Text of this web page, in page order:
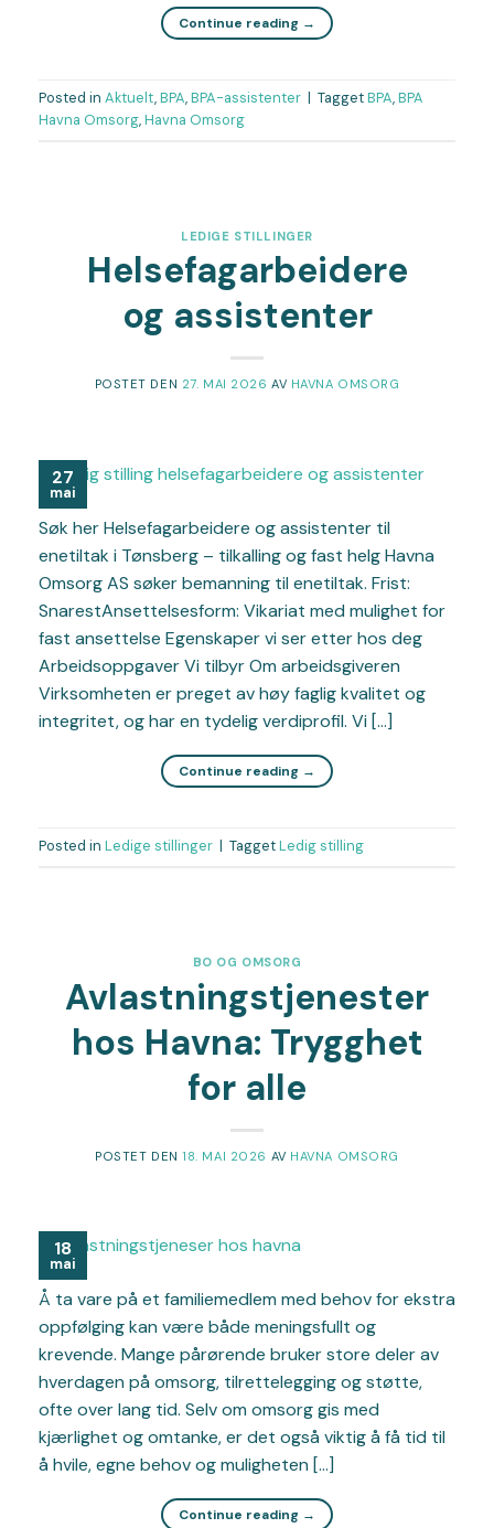
Continue reading →
Posted in Aktuelt,BPA,BPA-assistenter | TaggetBPA,BPA
Havna Omsorg,Havna Omsorg
LEDIGE STILLINGER
Helsefagarbeidere
og assistenter
POSTET DEN 27. MAI 2026 AV HAVNA OMSORG
27
mai
Søk her Helsefagarbeidere og assistenter til
enetiltak i Tønsberg – tilkalling og fast helg Havna
Omsorg AS søker bemanning til enetiltak. Frist:
SnarestAnsettelsesform: Vikariat med mulighet for
fast ansettelse Egenskaper vi ser etter hos deg
Arbeidsoppgaver Vi tilbyr Om arbeidsgiveren
Virksomheten er preget av høy faglig kvalitet og
integritet, og har en tydelig verdiprofil. Vi […]
Continue reading →
Posted in Ledige stillinger | TaggetLedig stilling
BO OG OMSORG
Avlastningstjenester
hos Havna: Trygghet
for alle
POSTET DEN18. MAI 2026 AV HAVNA OMSORG
18
mai
Å ta vare på et familiemedlem med behov for ekstra
oppfølging kan være både meningsfullt og
krevende. Mange pårørende bruker store deler av
hverdagen på omsorg, tilrettelegging og støtte,
ofte over lang tid. Selv om omsorg gis med
kjærlighet og omtanke, er det også viktig å få tid til
å hvile, egne behov og muligheten […]
Continue reading →